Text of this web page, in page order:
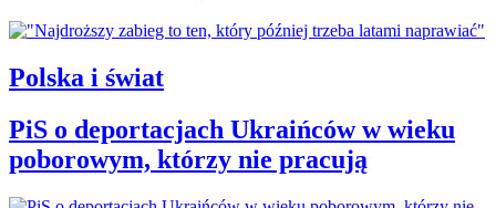
Polska i świat
PiS o deportacjach Ukraińców w wieku
poborowym, którzy nie pracują